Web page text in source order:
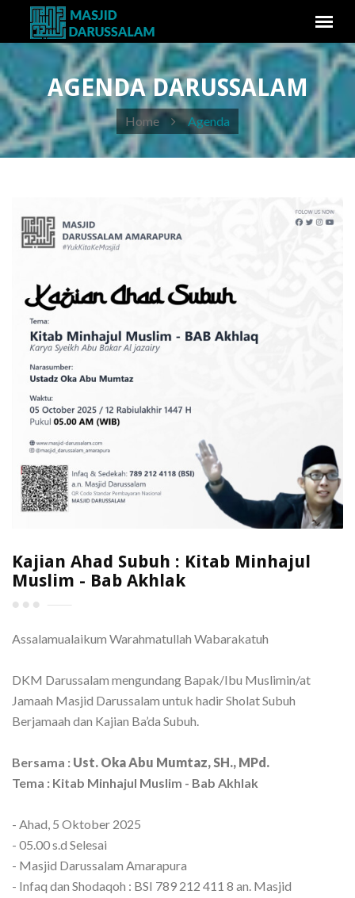
AGENDA DARUSSALAM
Home Agenda
Kajian Ahad Subuh : Kitab Minhajul
Muslim - Bab Akhlak
Assalamualaikum Warahmatullah Wabarakatuh
DKM Darussalam mengundang Bapak/Ibu Muslimin/at
Jamaah Masjid Darussalam untuk hadir Sholat Subuh
Berjamaah dan Kajian Ba’da Subuh.
Bersama : Ust. Oka Abu Mumtaz, SH., MPd.
Tema : Kitab Minhajul Muslim - Bab Akhlak
- Ahad, 5 Oktober 2025
- 05.00 s.d Selesai
- Masjid Darussalam Amarapura
- Infaq dan Shodaqoh : BSI 789 212 411 8 an. Masjid